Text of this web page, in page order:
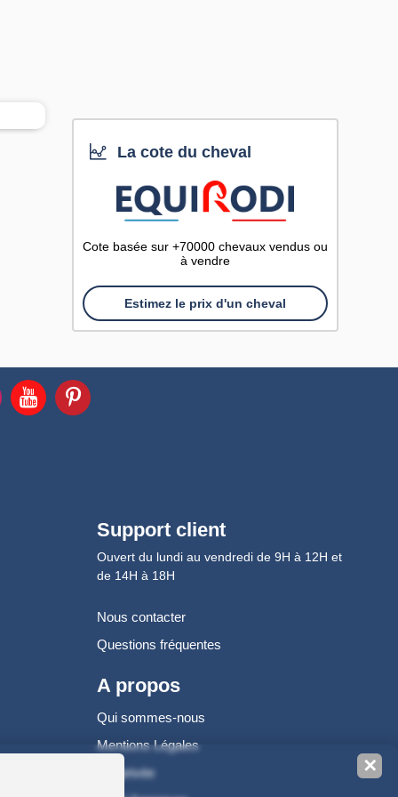
La cote du cheval
Cote basée sur +70000 chevaux vendus ou
à vendre
Estimez le prix d'un cheval
Support client
Ouvert du lundi au vendredi de 9H à 12H et
de 14H à 18H
Nous contacter
Questions fréquentes
A propos
Qui sommes-nous
Mentions Légales
Vie privée
✕